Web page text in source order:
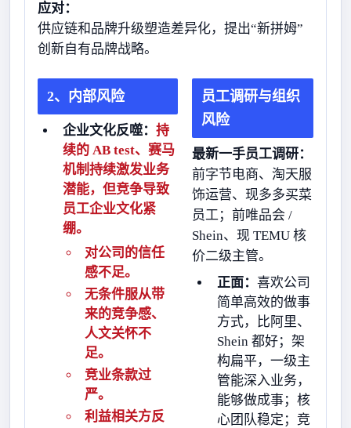
应对：
供应链和品牌升级塑造差异化，提出“新拼姆”
创新自有品牌战略。
2、内部风险
企业文化反噬： 持
续的 AB test、赛马
机制持续激发业务
潜能，但竞争导致
员工企业文化紧
绷。
对公司的信任
感不足。
无条件服从带
来的竞争感、
人文关怀不
足。
竞业条款过
严。
利益相关方反
员工调研与组织
风险
最新一手员工调研：
前字节电商、淘天服
饰运营、现多多买菜
员工；前唯品会 /
Shein、现 TEMU 核
价二级主管。
正面： 喜欢公司
简单高效的做事
方式，比阿里、
Shein 都好；架
构扁平，一级主
管能深入业务，
能够做成事；核
心团队稳定；竞